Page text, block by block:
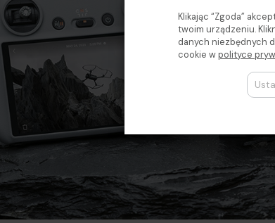
Klikając “Zgoda”
twoim urządzeniu.
danych niezbędnych
cookie wpolityce